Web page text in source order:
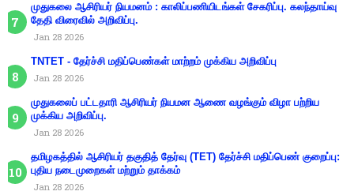
முதுகலை ஆசிரியர் நியமனம் : காலிப்பணியிடங்கள் சேகரிப்பு. கலந்தாய்வு
தேதி விரைவில் அறிவிப்பு.
Jan 28 2026
TNTET - தேர்ச்சி மதிப்பெண்கள் மாற்றம் முக்கிய அறிவிப்பு
Jan 28 2026
முதுகலைப் பட்டதாரி ஆசிரியர் நியமன ஆணை வழங்கும் விழா பற்றிய
முக்கிய அறிவிப்பு.
Jan 28 2026
தமிழகத்தில் ஆசிரியர் தகுதித் தேர்வு (TET) தேர்ச்சி மதிப்பெண் குறைப்பு:
புதிய நடைமுறைகள் மற்றும் தாக்கம்
Jan 28 2026